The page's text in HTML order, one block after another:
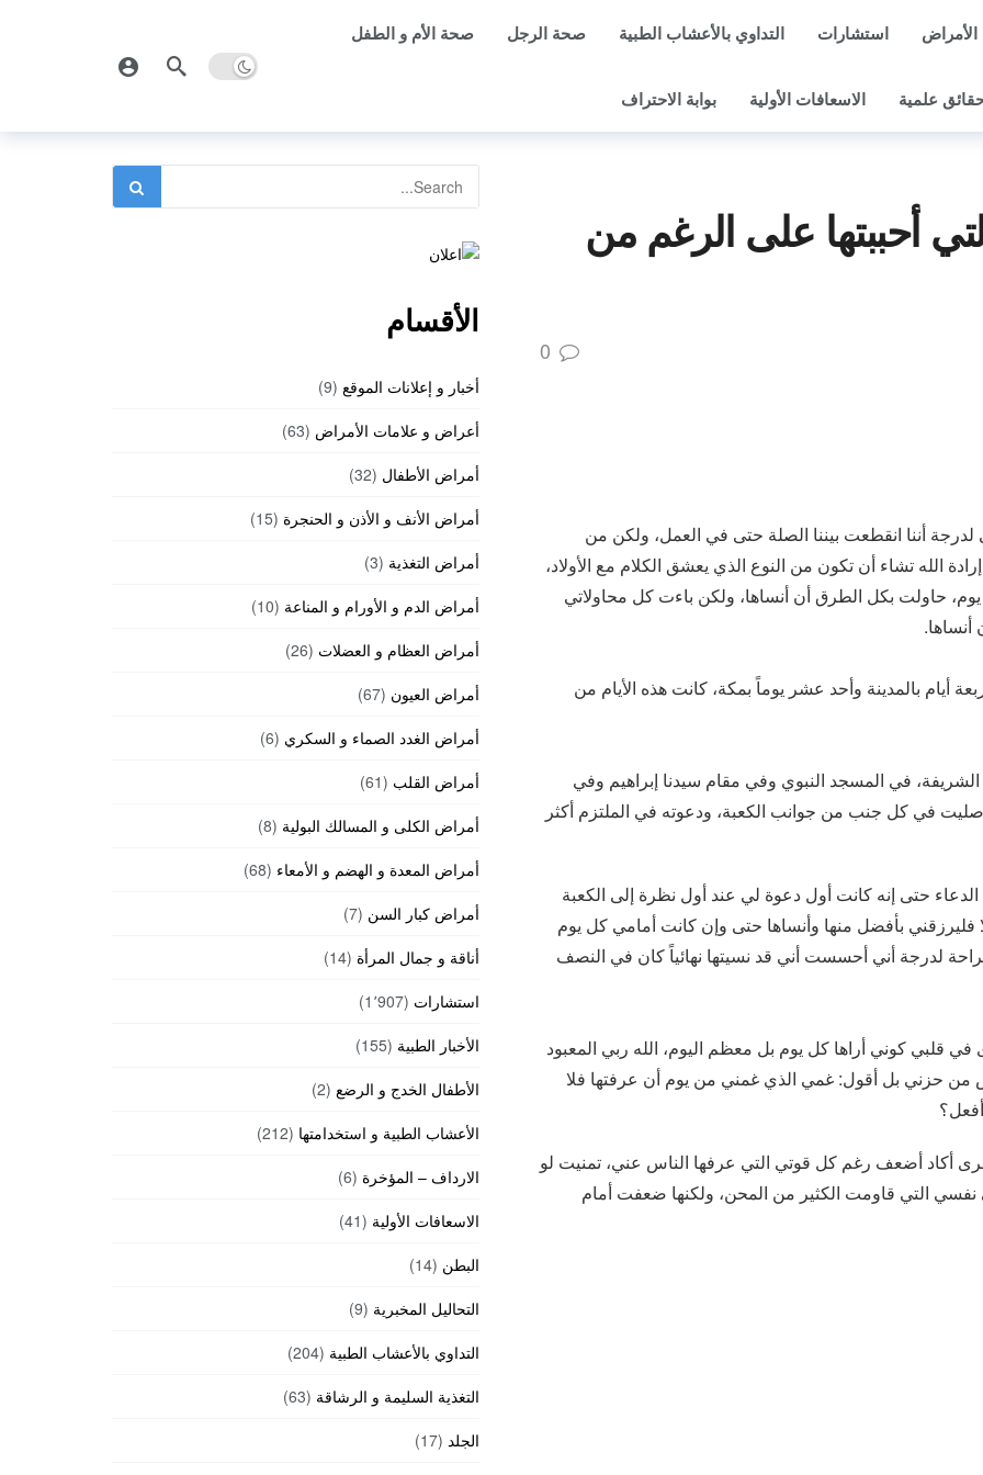
استشارات التداوي بالأعشاب الطبية صحة الرجل صحة الأم و الطفل
علمية الاسعافات الأولية بوابة الاحتراف
أحببتها على الرغم من
0
أننا انقطعت بيننا الصلة حتى في العمل، ولكن من
الله تشاء أن تكون من النوع الذي يعشق الكلام مع الأولاد،
حاولت بكل الطرق أن أنساها، ولكن باءت كل محاولاتي
بالمدينة وأحد عشر يوماً بمكة، كانت هذه الأيام من
في المسجد النبوي وفي مقام سيدنا إبراهيم وفي
في كل جنب من جوانب الكعبة، ودعوته في الملتزم أكثر
حتى إنه كانت أول دعوة لي عند أول نظرة إلى الكعبة
فليرزقني بأفضل منها وأنساها حتى وإن كانت أمامي كل يوم
لدرجة أني أحسست أني قد نسيتها نهائياً كان في النصف
كوني أراها كل يوم بل معظم اليوم، الله ربي المعبود
من حزني بل أقول: غمي الذي غمني من يوم أن عرفتها فلا
أكاد أضعف رغم كل قوتي التي عرفها الناس عني، تمنيت لو
التي قاومت الكثير من المحن، ولكنها ضعفت أمام
الأقسام
أخبار و إعلانات الموقع (9)
أعراض و علامات الأمراض (63)
أمراض الأطفال (32)
أمراض الأنف و الأذن و الحنجرة (15)
أمراض التغذية (3)
أمراض الدم و الأورام و المناعة (10)
أمراض العظام و العضلات (26)
أمراض العيون (67)
أمراض الغدد الصماء و السكري (6)
أمراض القلب (61)
أمراض الكلى و المسالك البولية (8)
أمراض المعدة و الهضم و الأمعاء (68)
أمراض كبار السن (7)
أناقة و جمال المرأة (14)
استشارات (1٬907)
الأخبار الطبية (155)
الأطفال الخدج و الرضع (2)
الأعشاب الطبية و استخدامتها (212)
الارداف – المؤخرة (6)
الاسعافات الأولية (41)
البطن (14)
التحاليل المخبرية (9)
التداوي بالأعشاب الطبية (204)
التغذية السليمة و الرشاقة (63)
الجلد (17)